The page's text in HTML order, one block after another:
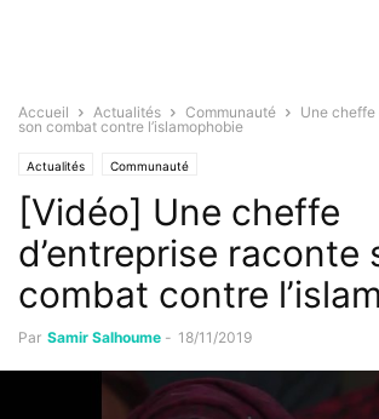
Accueil Actualités Communauté
Une cheffe
son combat contre l’islamophobie
Actualités Communauté
[Vidéo] Une cheffe
d’entreprise raconte
combat contre
Par Samir Salhoume - 18/11/2019